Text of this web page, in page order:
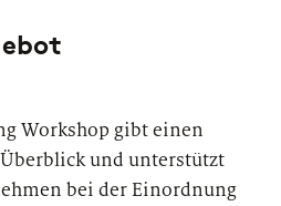
Workshop gibt einen
und unterstützt
bei der Einordnung